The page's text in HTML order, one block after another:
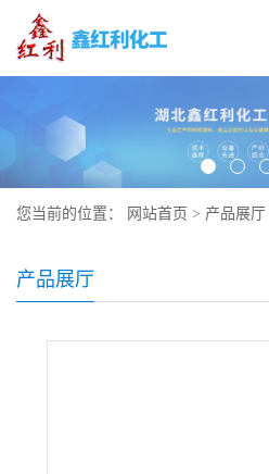
您当前的位置： 网站首页 > 产品展厅
产品展厅